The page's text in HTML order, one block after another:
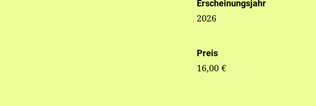
Erscheinungsjahr
2026
Preis
16,00 €